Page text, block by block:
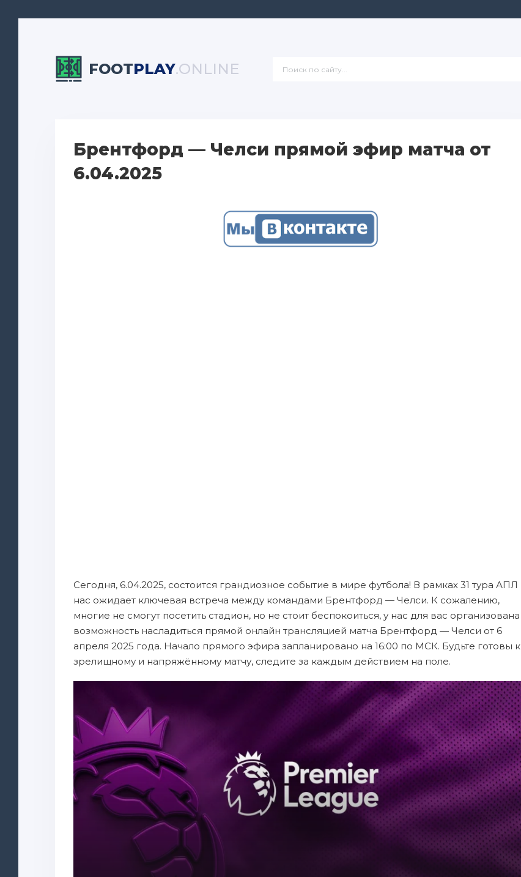
FOOTPLAY.ONLINE
Брентфорд — Челси прямой эфир матча от
6.04.2025
Сегодня, 6.04.2025, состоится грандиозное событие в мире футбола! В рамках 31 тура АПЛ
нас ожидает ключевая встреча между командами Брентфорд — Челси. К сожалению,
многие не смогут посетить стадион, но не стоит беспокоиться, у нас для вас организована
возможность насладиться прямой онлайн трансляцией матча Брентфорд — Челси от 6
апреля 2025 года. Начало прямого эфира запланировано на 16:00 по МСК. Будьте готовы к
зрелищному и напряжённому матчу, следите за каждым действием на поле.